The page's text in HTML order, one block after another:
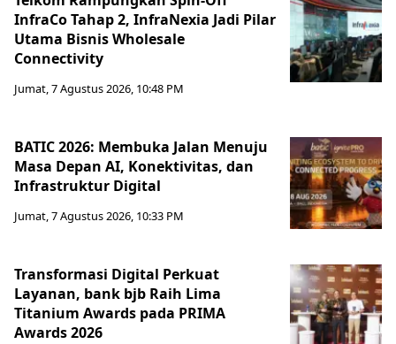
InfraCo Tahap 2, InfraNexia Jadi Pilar
Utama Bisnis Wholesale
Connectivity
Jumat, 7 Agustus 2026, 10:48 PM
BATIC 2026: Membuka Jalan Menuju
Masa Depan AI, Konektivitas, dan
Infrastruktur Digital
Jumat, 7 Agustus 2026, 10:33 PM
Transformasi Digital Perkuat
Layanan, bank bjb Raih Lima
Titanium Awards pada PRIMA
Awards 2026